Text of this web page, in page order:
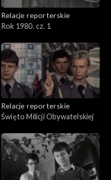
Relacje reporterskie
Rok 1980. cz. 1
Relacje reporterskie
Święto Milicji Obywatelskiej